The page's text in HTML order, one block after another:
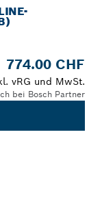
774.00 CHF
vRG und MwSt.
bei Bosch Partner